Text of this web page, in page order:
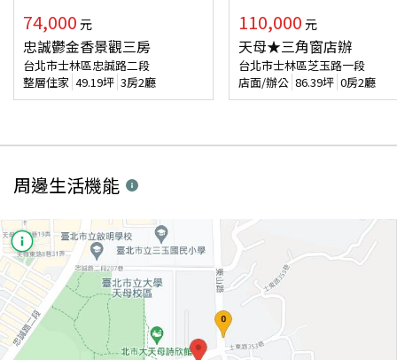
74,000 元
忠誠鬱金香景觀三房
台北市士林區忠誠路二段
整層住家 49.19坪 3房2廳
110,000 元
天母★三角窗店辦
台北市士林區芝玉路一段
店面/辦公 86.39坪 0房2廳
周邊生活機能